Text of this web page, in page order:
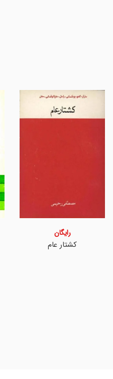
کشتار عام
رایگان